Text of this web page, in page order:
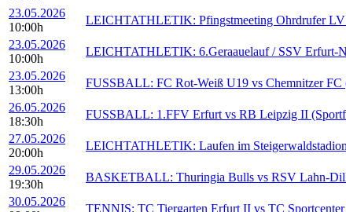
23.05.2026
10:00h
LEICHTATHLETIK: Pfingstmeeting Ohrdrufer LV
23.05.2026
10:00h
LEICHTATHLETIK: 6.Geraauelauf / SSV Erfurt-
23.05.2026
13:00h
FUSSBALL: FC Rot-Weiß U19 vs Chemnitzer FC
26.05.2026
18:30h
FUSSBALL: 1.FFV Erfurt vs RB Leipzig II
27.05.2026
20:00h
LEICHTATHLETIK: Laufen im
29.05.2026
19:30h
BASKETBALL: Thuringia Bulls vs RSV Lahn-
30.05.2026
TENNIS: TC Tiergarten Erfurt II vs TC